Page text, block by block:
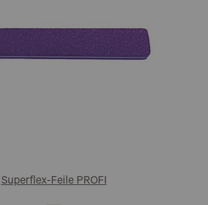
Superflex-Feile PROFI